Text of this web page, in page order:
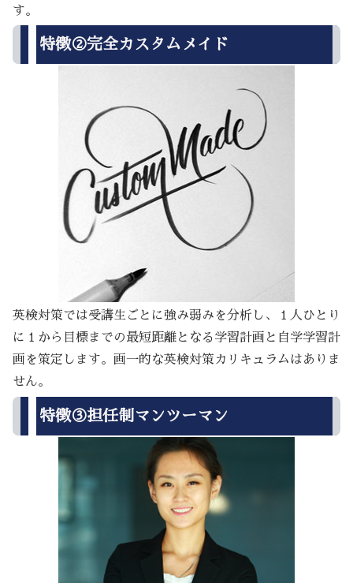
す。
特徴②完全カスタムメイド
英検対策では受講生ごとに強み弱みを分析し、１人ひとり
に１から目標までの最短距離となる学習計画と自学学習計
画を策定します。画一的な英検対策カリキュラムはありま
せん。
特徴③担任制マンツーマン